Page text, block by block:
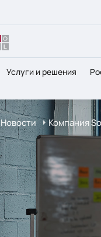
Услуги и решения
Новости Компания